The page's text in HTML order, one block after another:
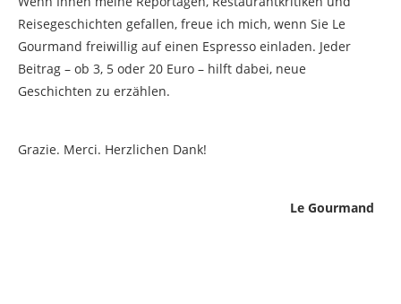
Reisegeschichten gefallen, freue ich mich, wenn Sie Le
Gourmand freiwillig auf einen Espresso einladen. Jeder
Beitrag – ob 3, 5 oder 20 Euro – hilft dabei, neue
Geschichten zu erzählen.
Grazie. Merci. Herzlichen Dank!
Le Gourmand